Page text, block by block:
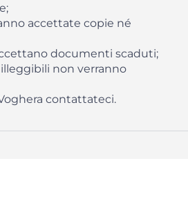
accettate copie né
documenti scaduti;
non verranno
contattateci.